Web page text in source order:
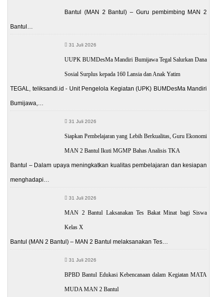
Bantul (MAN 2 Bantul) – Guru pembimbing MAN 2
Bantul…
31 Juli 2026
UUPK BUMDesMa Mandiri Bumijawa Tegal Salurkan Dana
Sosial Surplus kepada 160 Lansia dan Anak Yatim
TEGAL, teliksandi.id - Unit Pengelola Kegiatan (UPK) BUMDesMa Mandiri
Bumijawa,…
31 Juli 2026
Siapkan Pembelajaran yang Lebih Berkualitas, Guru Ekonomi
MAN 2 Bantul Ikuti MGMP Bahas Analisis TKA
Bantul – Dalam upaya meningkatkan kualitas pembelajaran dan kesiapan
menghadapi…
31 Juli 2026
MAN 2 Bantul Laksanakan Tes Bakat Minat bagi Siswa
Kelas X
Bantul (MAN 2 Bantul) – MAN 2 Bantul melaksanakan Tes…
31 Juli 2026
BPBD Bantul Edukasi Kebencanaan dalam Kegiatan MATA
MUDA MAN 2 Bantul